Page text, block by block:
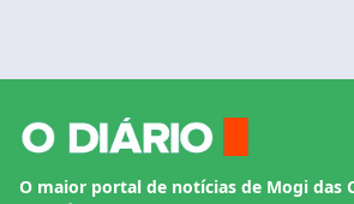
O maior portal de notícias de Mogi das